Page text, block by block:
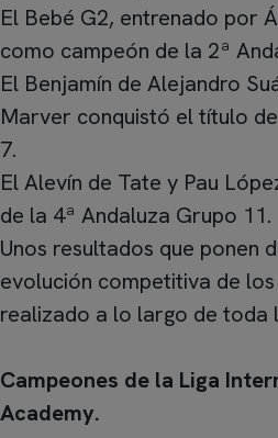
El Bebé G2, entrenado por
como campeón de la 2ª
El Benjamín de Alejandro
Marver conquistó el título
7.
El Alevín de Tate y Pau
de la 4ª Andaluza Grupo 11.
Unos resultados que ponen
evolución competitiva de
realizado a lo largo de toda
Campeones de la Liga
Academy.